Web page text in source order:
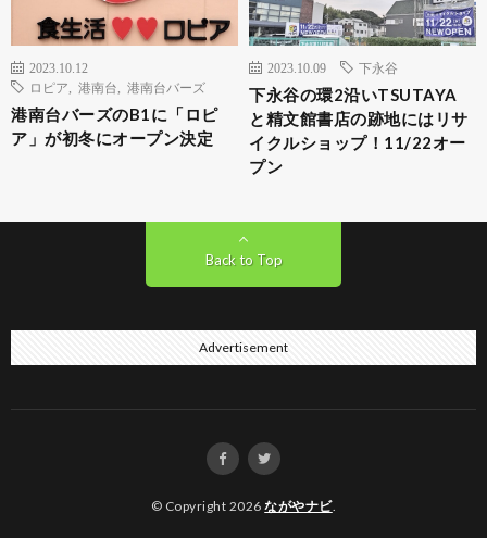
2023.10.12
ロピア
港南台 港南台バーズ
港南台バーズのB1に「ロピ
ア」が初冬にオープン決定
2023.10.09 下永谷
下永谷の環2沿いTSUTAYA
と精文館書店の跡地にはリサ
イクルショップ！11/22オー
プン
Back to Top
Advertisement
© Copyright 2026ながやナビ.